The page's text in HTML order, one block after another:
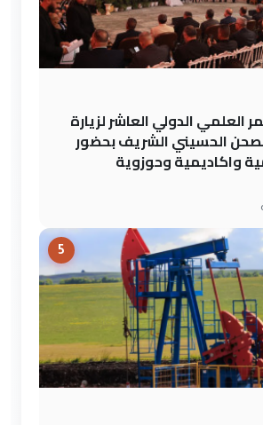
العلمي الدولي العاشر لزيارة
الحسيني الشريف بحضور
واكاديمية وحوزوية
5